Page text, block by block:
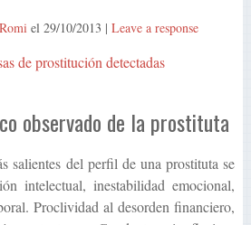
el 29/10/2013 | Leave a response
de prostitución detectadas
observado de la prostituta
salientes del perfil de una prostituta se
intelectual, inestabilidad emocional,
Proclividad al desorden financiero,